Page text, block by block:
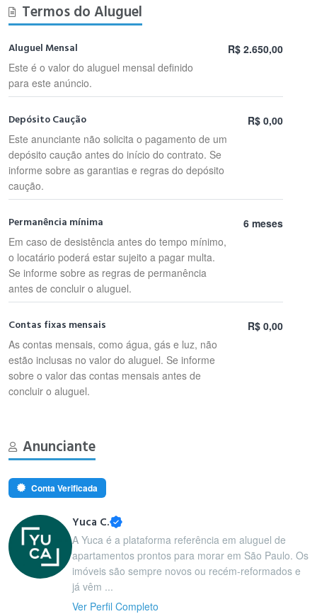
Termos do Aluguel
Aluguel Mensal
Este é o valor do aluguel mensal definido
para este anúncio.
R$ 2.650,00
Depósito Caução
Este anunciante não solicita o pagamento de um
depósito caução antes do início do contrato. Se
informe sobre as garantias e regras do depósito
caução.
R$ 0,00
Permanência mínima
Em caso de desistência antes do tempo mínimo,
o locatário poderá estar sujeito a pagar multa.
Se informe sobre as regras de permanência
antes de concluir o aluguel.
6 meses
Contas fixas mensais
As contas mensais, como água, gás e luz, não
estão inclusas no valor do aluguel. Se informe
sobre o valor das contas mensais antes de
concluir o aluguel.
R$ 0,00
Anunciante
Conta Verificada
Yuca C.
A Yuca é a plataforma referência em aluguel de
apartamentos prontos para morar em São Paulo. Os
imóveis são sempre novos ou recém-reformados e
já vêm ...
Ver Perfil Completo